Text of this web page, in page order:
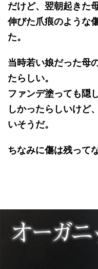
だけど、翌朝起きた
伸びた爪痕のような
た。
当時若い娘だった母
たらしい。
ファンデ塗っても隠
しかったらしいけど
いそうだ。
ちなみに傷は残ってな